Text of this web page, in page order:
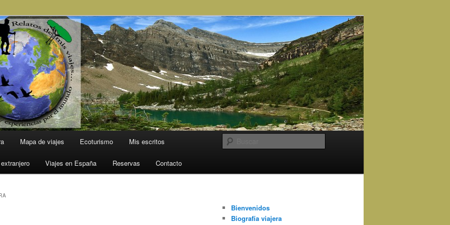
Mapa de viajes Ecoturismo Mis escritos
Viajes en España Reservas Contacto
Bienvenidos
Biografía viajera